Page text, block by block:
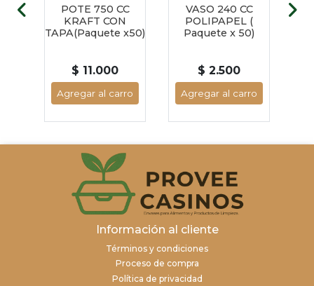
POTE 750 CC
KRAFT CON
TAPA(Paquete x50)
$ 11.000
Agregar al carro
VASO 240 CC
POLIPAPEL (
Paquete x 50)
$ 2.500
Agregar al carro
Información al cliente
Términos y condiciones
Proceso de compra
Política de privacidad